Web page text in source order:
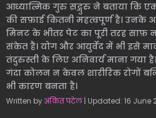
आध्यात्मिक गुरु सद्गुरु ने बताया कि
की सफ़ाई कितनी महत्वपूर्ण है। उनके
मिनट के भीतर पेट का पूरी तरह साफ़ न
संकेत है। योग और आयुर्वेद में भी इसे
तंदुरुस्ती के लिए अनिवार्य माना गया
गंदा कोलन न केवल शारीरिक रोगों
भी कारण बनता है।
Written byअंकित पटेल | Updated: 16 June